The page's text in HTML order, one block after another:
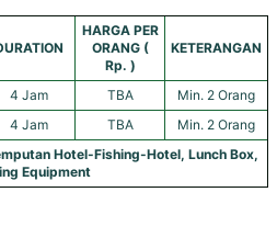
HARGA PER
ORANG (
Rp. )
KETERANGAN
4 Jam TBA
Min. 2 Orang
4 Jam TBA
Min. 2 Orang
Hotel-Fishing-Hotel, Lunch Box,
Equipment